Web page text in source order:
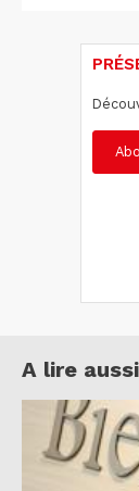
A lire aussi